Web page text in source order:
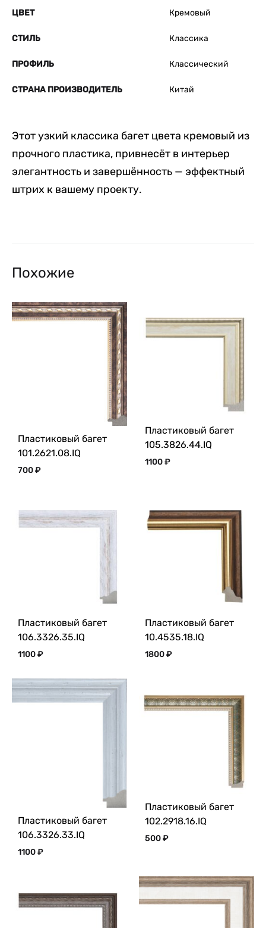
ЦВЕТ Кремовый
СТИЛЬ Классика
ПРОФИЛЬ Классический
СТРАНА ПРОИЗВОДИТЕЛЬ Китай
Этот узкий классика багет цвета кремовый из
прочного пластика, привнесёт в интерьер
элегантность и завершённость — эффектный
штрих к вашему проекту.
Похожие
Пластиковый багет
101.2621.08.IQ
700₽
Пластиковый багет
105.3826.44.IQ
1100₽
Пластиковый багет
106.3326.35.IQ
1100₽
Пластиковый багет
10.4535.18.IQ
1800₽
Пластиковый багет
106.3326.33.IQ
1100₽
Пластиковый багет
102.2918.16.IQ
500₽